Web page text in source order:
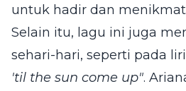
untuk hadir dan
Selain itu, lagu ini juga
sehari-hari, seperti pada
'til the sun come up".